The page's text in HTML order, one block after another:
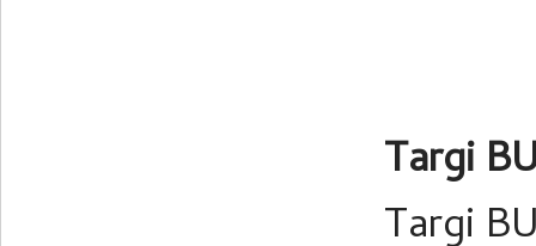
Targi
Targi